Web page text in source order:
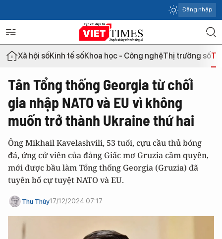
Đăng nhập
Xã hội sốKinh tế sốKhoa học - Công nghệThị trường số
Tân Tổng thống Georgia từ chối
gia nhập NATO và EU vì không
muốn trở thành Ukraine thứ hai
Ông Mikhail Kavelashvili, 53 tuổi, cựu cầu thủ bóng
đá, ứng cử viên của đảng Giấc mơ Gruzia cầm quyền,
mới được bầu làm Tổng thống Georgia (Gruzia) đã
tuyên bố cự tuyệt NATO và EU.
Thu Thủy17/12/2024 07:17